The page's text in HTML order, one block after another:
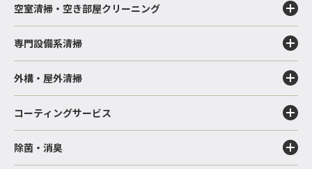
空室清掃・空き部屋クリーニング
専門設備系清掃
外構・屋外清掃
コーティングサービス
除菌・消臭